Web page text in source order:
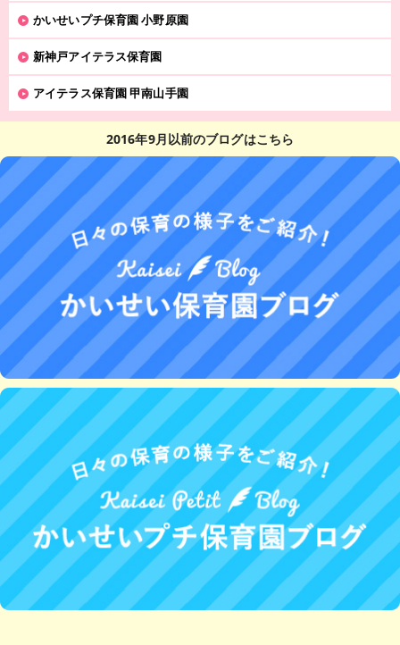
かいせいプチ保育園 小野原園
新神戸アイテラス保育園
アイテラス保育園 甲南山手園
2016年9月以前のブログはこちら